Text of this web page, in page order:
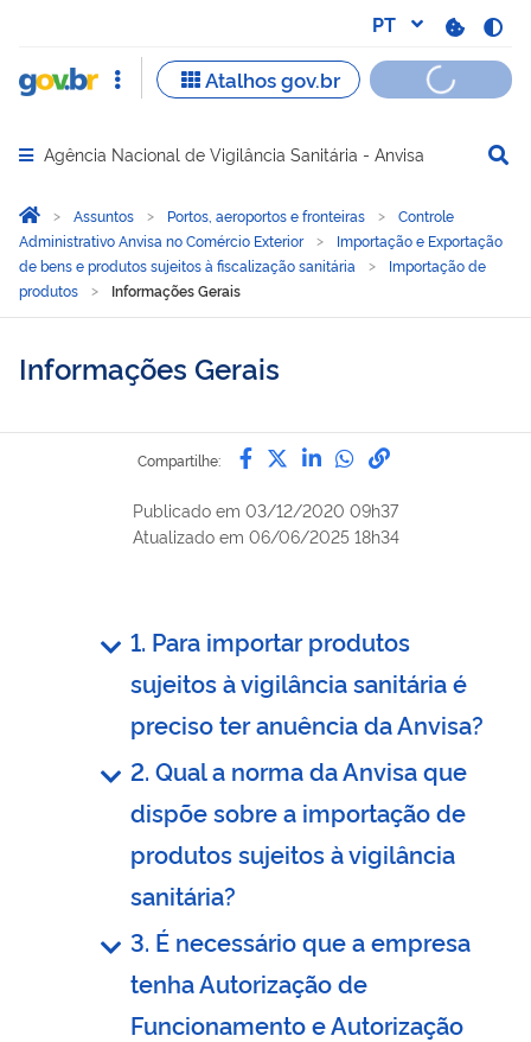
Abrir menu principal de navegação
Agência Nacional de Vigilância Sanitária - Anvisa
Você está aqui:
Página Inicial
Assuntos Portos, aeroportos e fronteiras
Controle
Administrativo Anvisa no Comércio Exterior
Importação e Exportação
de bens e produtos sujeitos à fiscalização sanitária
Importação de
produtos
Informações Gerais
Informações Gerais
Compartilhe: Compartilhe por Facebook
Compartilhe por Twitter
Compartilhe por
Compartilhe
link para
Publicado em 03/12/2020 09h37
Atualizado em 06/06/2025 18h34
1. Para importar produtos
sujeitos à vigilância sanitária é
preciso ter anuência da Anvisa?
2. Qual a norma da Anvisa que
dispõe sobre a importação de
produtos sujeitos à vigilância
sanitária?
3. É necessário que a empresa
tenha Autorização de
Funcionamento e Autorização